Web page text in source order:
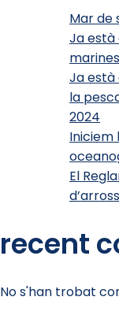
Mar de
Ja està
Ja està
la
2024
El
recent
No s'han trobat